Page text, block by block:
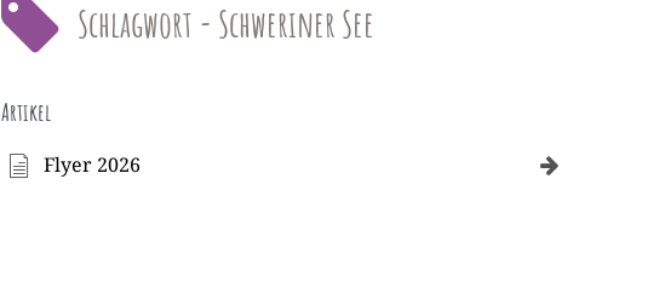
Schlagwort - Schweriner See
Artikel
Flyer 2026